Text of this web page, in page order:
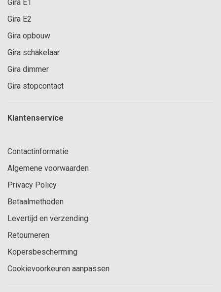
Gira E1
Gira E2
Gira opbouw
Gira schakelaar
Gira dimmer
Gira stopcontact
Klantenservice
Contactinformatie
Algemene voorwaarden
Privacy Policy
Betaalmethoden
Levertijd en verzending
Retourneren
Kopersbescherming
Cookievoorkeuren aanpassen